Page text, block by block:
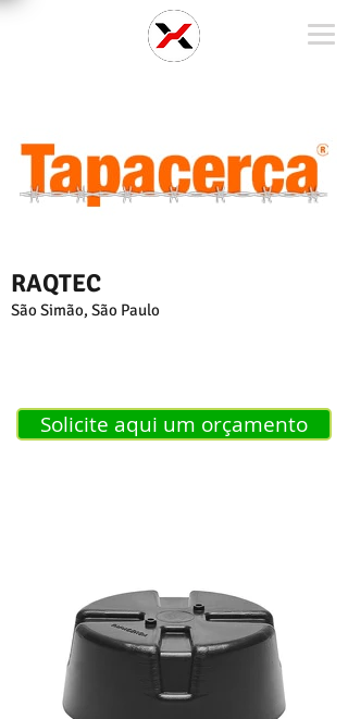
RAQTEC
São Simão, São Paulo
Solicite aqui um orçamento